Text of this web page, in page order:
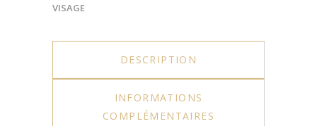
VISAGE
DESCRIPTION
INFORMATIONS
COMPLÉMENTAIRES